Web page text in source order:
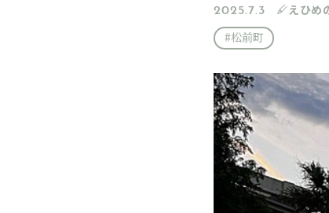
2025.7.3
えひめ
#松前町